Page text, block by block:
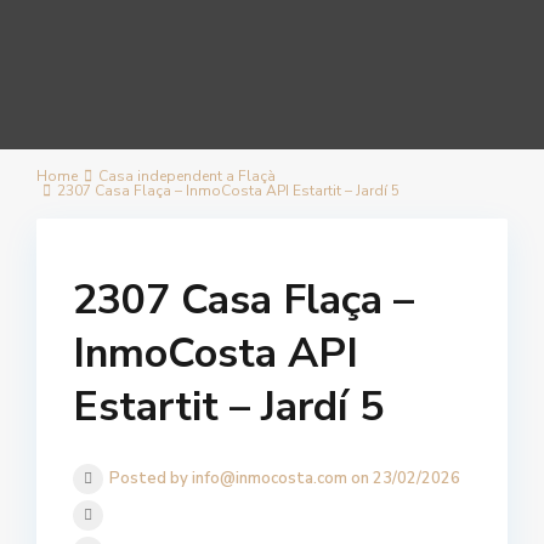
Home Casa independent a Flaçà
2307 Casa Flaça – InmoCosta API Estartit – Jardí 5
2307 Casa Flaça –
InmoCosta API
Estartit – Jardí 5
Posted by info@inmocosta.com on 23/02/2026